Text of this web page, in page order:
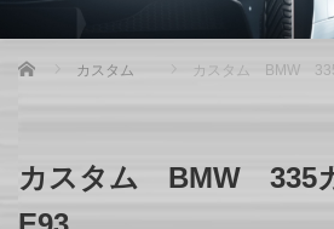
Home カスタム カスタム BMW
カスタム BMW 335